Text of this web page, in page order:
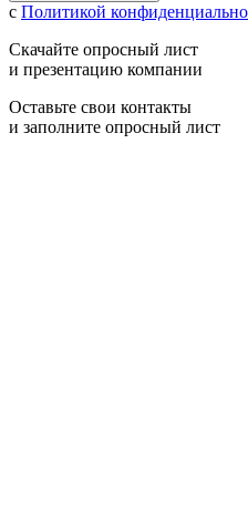
с Политикой
Скачайте опросный лист
и презентацию компании
Оставьте свои контакты
и заполните опросный лист